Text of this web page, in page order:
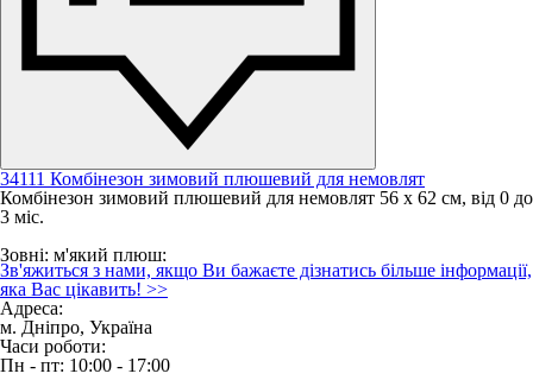
34111 Комбінезон зимовий плюшевий для немовлят
Комбінезон зимовий плюшевий для немовлят 56 х 62 см, від 0 до
3 міс.
Зовні: м'який плюш;
Утеплювач: зимовий синтепон;
Підклад: ранфорс з малюнком авокадо, 100% бавовна
Розмір: 56 - 62 см,
Вік: від 0 до 3 місяців
Замок: на 2 блискавках
Клапан на рукаві
Зв'яжиться з нами, якщо Ви бажаєте дізнатись більше інформації,
яка Вас цікавить! >>
Адреса:
м. Дніпро, Україна
Часи роботи:
Пн - пт: 10:00 - 17:00